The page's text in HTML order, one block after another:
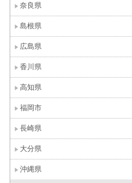
奈良県
島根県
広島県
香川県
高知県
福岡市
長崎県
大分県
沖縄県